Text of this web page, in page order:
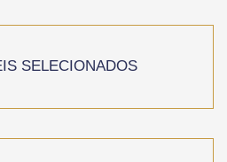
SELECIONADOS